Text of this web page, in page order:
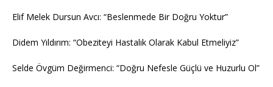
Elif Melek Dursun Avcı: “Beslenmede Bir Doğru Yoktur”
Didem Yıldırım: “Obeziteyi Hastalık Olarak Kabul Etmeliyiz”
Selde Övgüm Değirmenci: “Doğru Nefesle Güçlü ve Huzurlu Ol”